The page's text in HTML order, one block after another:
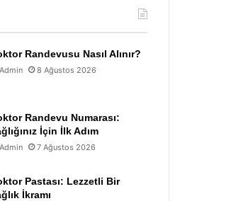
Randevusu Nasıl Alınır?
Admin 8 Ağustos 2026
Randevu Numarası:
İçin İlk Adım
Admin 7 Ağustos 2026
Pastası: Lezzetli Bir
İkramı